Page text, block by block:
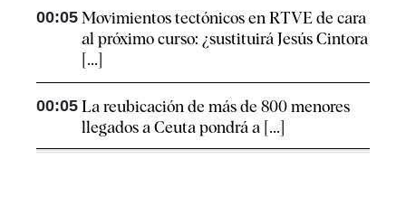
00:05 Movimientos tectónicos en RTVE de cara
al próximo curso: ¿sustituirá Jesús Cintora
[...]
00:05 La reubicación de más de 800 menores
llegados a Ceuta pondrá a [...]